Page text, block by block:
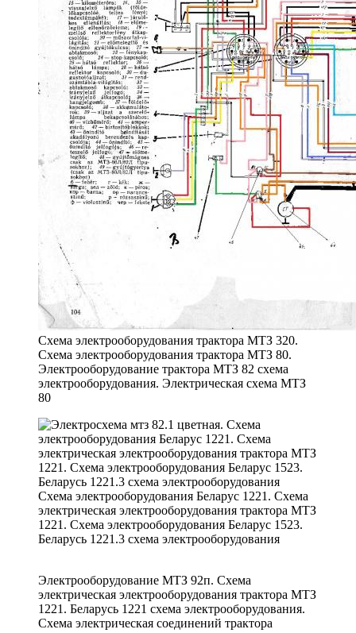
Схема электрооборудования трактора МТЗ 320.
Схема электрооборудования трактора МТЗ 80.
Электрооборудование трактора МТЗ 82 схема
электрооборудования. Электрическая схема МТЗ
80
Схема электрооборудования Беларус 1221. Схема
электрическая электрооборудования трактора МТЗ
1221. Схема электрооборудования Беларус 1523.
Беларусь 1221.3 схема электрооборудования
Электрооборудование МТЗ 92п. Схема
электрическая электрооборудования трактора МТЗ
1221. Беларусь 1221 схема электрооборудования.
Схема электрическая соединений трактора